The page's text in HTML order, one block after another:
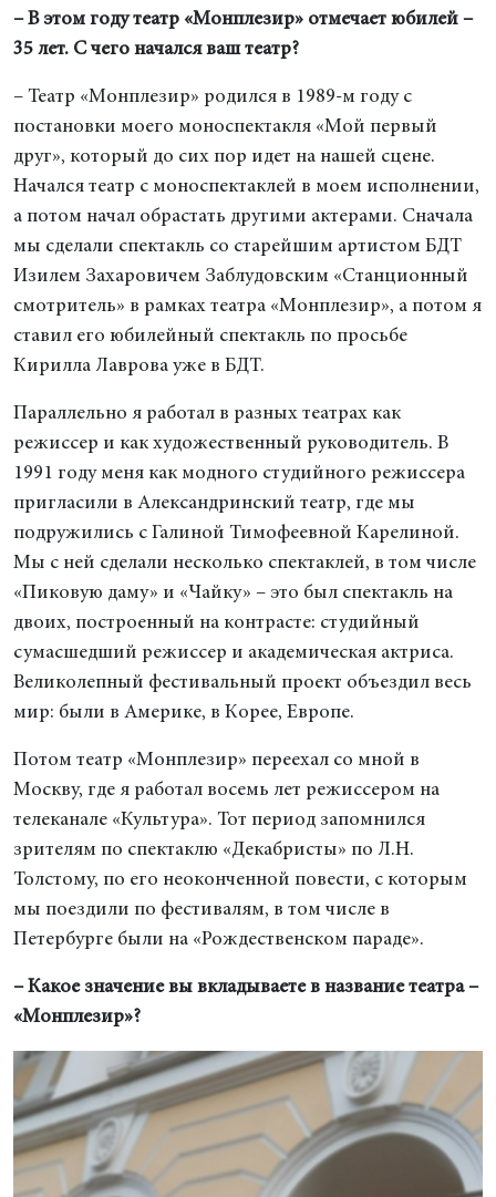
– В этом году театр «Монплезир» отмечает юбилей –
35 лет. С чего начался ваш театр?
– Театр «Монплезир» родился в 1989-м году с
постановки моего моноспектакля «Мой первый
друг», который до сих пор идет на нашей сцене.
Начался театр с моноспектаклей в моем исполнении,
а потом начал обрастать другими актерами. Сначала
мы сделали спектакль со старейшим артистом БДТ
Изилем Захаровичем Заблудовским «Станционный
смотритель» в рамках театра «Монплезир», а потом я
ставил его юбилейный спектакль по просьбе
Кирилла Лаврова уже в БДТ.
Параллельно я работал в разных театрах как
режиссер и как художественный руководитель. В
1991 году меня как модного студийного режиссера
пригласили в Александринский театр, где мы
подружились с Галиной Тимофеевной Карелиной.
Мы с ней сделали несколько спектаклей, в том числе
«Пиковую даму» и «Чайку» – это был спектакль на
двоих, построенный на контрасте: студийный
сумасшедший режиссер и академическая актриса.
Великолепный фестивальный проект объездил весь
мир: были в Америке, в Корее, Европе.
Потом театр «Монплезир» переехал со мной в
Москву, где я работал восемь лет режиссером на
телеканале «Культура». Тот период запомнился
зрителям по спектаклю «Декабристы» по Л.Н.
Толстому, по его неоконченной повести, с которым
мы поездили по фестивалям, в том числе в
Петербурге были на «Рождественском параде».
– Какое значение вы вкладываете в название театра –
«Монплезир»?